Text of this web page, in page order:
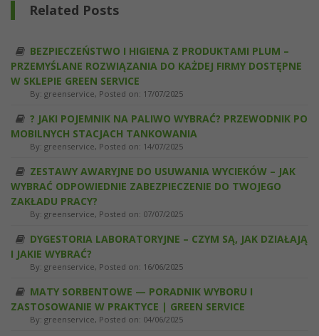
Related Posts
BEZPIECZEŃSTWO I HIGIENA Z PRODUKTAMI PLUM –
PRZEMYŚLANE ROZWIĄZANIA DO KAŻDEJ FIRMY DOSTĘPNE
W SKLEPIE GREEN SERVICE
By: greenservice, Posted on: 17/07/2025
?️ JAKI POJEMNIK NA PALIWO WYBRAĆ? PRZEWODNIK PO
MOBILNYCH STACJACH TANKOWANIA
By: greenservice, Posted on: 14/07/2025
ZESTAWY AWARYJNE DO USUWANIA WYCIEKÓW – JAK
WYBRAĆ ODPOWIEDNIE ZABEZPIECZENIE DO TWOJEGO
ZAKŁADU PRACY?
By: greenservice, Posted on: 07/07/2025
DYGESTORIA LABORATORYJNE – CZYM SĄ, JAK DZIAŁAJĄ
I JAKIE WYBRAĆ?
By: greenservice, Posted on: 16/06/2025
MATY SORBENTOWE — PORADNIK WYBORU I
ZASTOSOWANIE W PRAKTYCE | GREEN SERVICE
By: greenservice, Posted on: 04/06/2025